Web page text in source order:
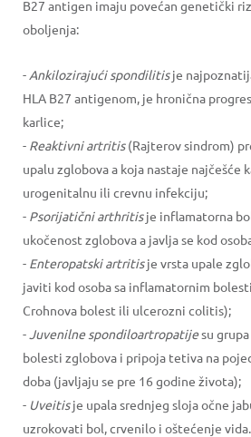
B27 antigen imaju povećan genetički
oboljenja:
- Ankilozirajući spondilitisje
HLA B27 antigenom, je hronična
karlice;
- Reaktivni artritis(Rajterov sindrom)
upalu zglobova a koja nastaje najčešće
urogenitalnu ili crevnu infekciju;
- Psorijatični arthritisje inflamatorna
ukočenost zglobova a javlja se kod
- Enteropatski artritisje vrsta upale
javiti kod osoba sa inflamatornim
Crohnova bolest ili ulcerozni colitis);
- Juvenilne spondiloartropatijesu
bolesti zglobova i pripoja tetiva na
doba (javljaju se pre 16 godine života);
- Uveitisje upala srednjeg sloja očne
uzrokovati bol, crvenilo i oštećenje vida.